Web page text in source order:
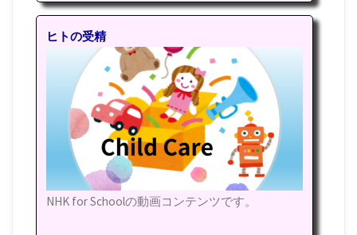
ヒトの受精
NHK for Schoolの動画コンテンツです。